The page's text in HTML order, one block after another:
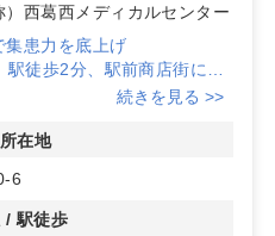
）西葛西メディカルセンター
患力を底上げ
徒歩2分、駅前商店街にス
ます。
区西葛西で幅広い受療ニー
続きを見る >>
在地
6
/ 駅徒歩